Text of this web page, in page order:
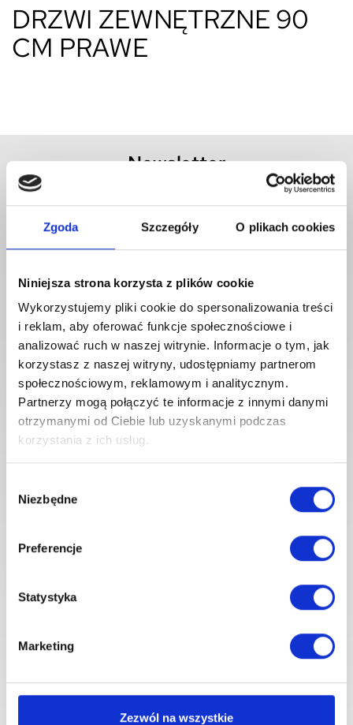
Zgoda Szczegóły O plikach cookies
Niniejsza strona korzysta z plików cookie
Wykorzystujemy pliki cookie do spersonalizowania treści
i reklam, aby oferować funkcje społecznościowe i
analizować ruch w naszej witrynie. Informacje o tym, jak
korzystasz z naszej witryny, udostępniamy partnerom
społecznościowym, reklamowym i analitycznym.
Partnerzy mogą połączyć te informacje z innymi danymi
otrzymanymi od Ciebie lub uzyskanymi podczas
korzystania z ich usług.
zgody
Niezbędne
Preferencje
Statystyka
Marketing
Zezwól na wszystkie
DRZWI ZEWNĘTRZNE 90
CM PRAWE
Newsletter
Zapisz się i bądź na bieżąco
Zapisz się do Newslettera i
odbierz 5% rabatu!
Na bieżąco otrzymasz informacje o naszych nowościach i
promocjach.
Wyrażam zgodę na przetwarzanie moich
Ustawą z dnia 29.08.1997 r. o ochronie